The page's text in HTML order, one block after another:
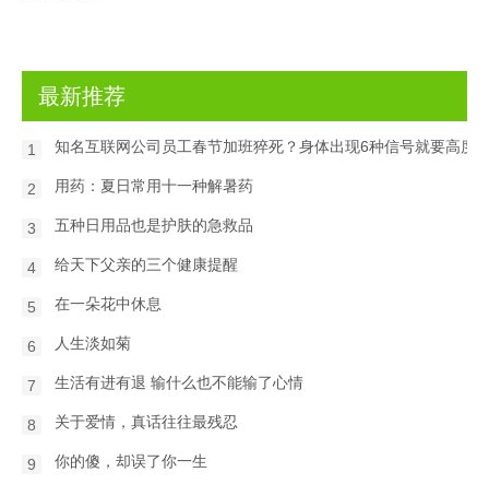
最新推荐
1 知名互联网公司员工春节加班猝死？身体出现6种信号就要高度
2 用药：夏日常用十一种解暑药
3 五种日用品也是护肤的急救品
4 给天下父亲的三个健康提醒
5 在一朵花中休息
6 人生淡如菊
7 生活有进有退 输什么也不能输了心情
8 关于爱情，真话往往最残忍
9 你的傻，却误了你一生